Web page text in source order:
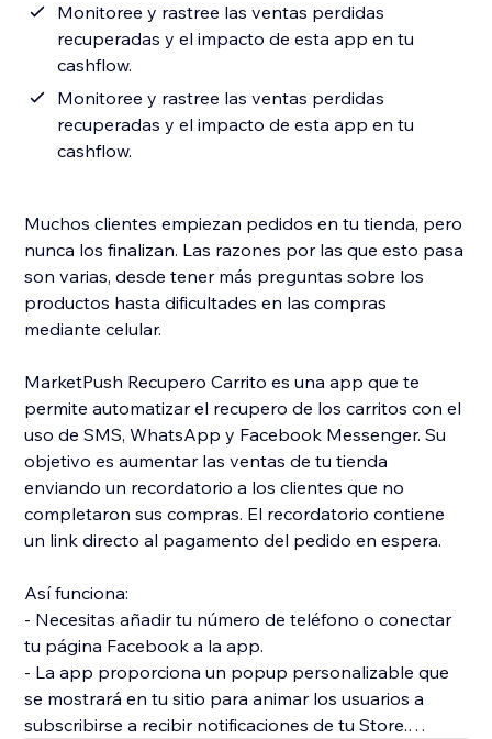
Monitoree y rastree las ventas perdidas
recuperadas y el impacto de esta app en tu
cashflow.
Monitoree y rastree las ventas perdidas
recuperadas y el impacto de esta app en tu
cashflow.
Muchos clientes empiezan pedidos en tu tienda, pero
nunca los finalizan. Las razones por las que esto pasa
son varias, desde tener más preguntas sobre los
productos hasta dificultades en las compras
mediante celular.
MarketPush Recupero Carrito es una app que te
permite automatizar el recupero de los carritos con el
uso de SMS, WhatsApp y Facebook Messenger. Su
objetivo es aumentar las ventas de tu tienda
enviando un recordatorio a los clientes que no
completaron sus compras. El recordatorio contiene
un link directo al pagamento del pedido en espera.
Así funciona:
- Necesitas añadir tu número de teléfono o conectar
tu página Facebook a la app.
- La app proporciona un popup personalizable que
se mostrará en tu sitio para animar los usuarios a
subscribirse a recibir notificaciones de tu Store.